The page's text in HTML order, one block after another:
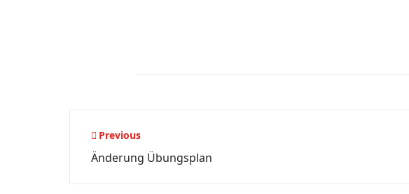
Beitragsnavigation
Previous
Änderung Übungsplan